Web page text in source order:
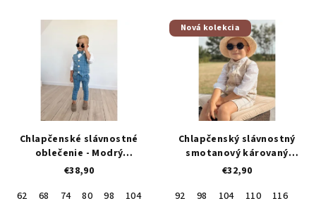
Chlapčenské slávnostné
oblečenie - Modrý
trojkomplet
€38,90
62
68 74 80 98 104
Nová kolekcia
Chlapčenský slávnostný
smotanový károvaný
komplet
€32,90
92
98 104 110
116